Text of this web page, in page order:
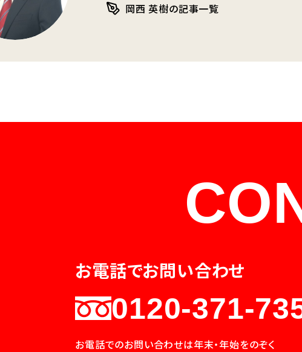
岡西 英樹の記事一覧
お電話でお問い合わせ
0120-371-
お電話でのお問い合わせは年末・年始をのぞく